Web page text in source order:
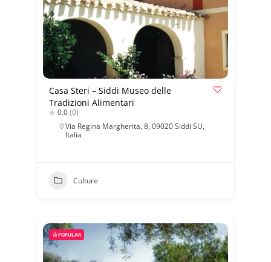
Casa Steri – Siddi Museo delle
Tradizioni Alimentari
0.0(0)
Via Regina Margherita, 8, 09020 Siddi SU,
Italia
Culture
POPULAR